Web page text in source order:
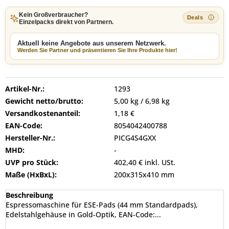
Kein Großverbraucher?
Einzelpacks direkt von Partnern.
Aktuell keine Angebote aus unserem Netzwerk.
Werden Sie Partner und präsentieren Sie Ihre Produkte hier!
Artikel-Nr.:
1293
Gewicht netto/brutto:
5,00 kg / 6,98 kg
Versandkostenanteil:
1,18 €
EAN-Code:
8054042400788
Hersteller-Nr.:
PICG4S4GXX
MHD:
-
UVP pro Stück:
402,40 € inkl. USt.
Maße (HxBxL):
200x315x410 mm
Beschreibung
Espressomaschine für ESE-Pads (44 mm Standardpads),
Edelstahlgehäuse in Gold-Optik, EAN-Code:...